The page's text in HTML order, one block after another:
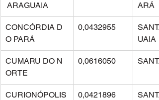
ARAGUAIA
ARÁ
CONCÓRDIA D
O PARÁ
0,0432955
UAIA
CUMARU DO N
ORTE
0,0616050
CURIONÓPOLIS 0,0421896